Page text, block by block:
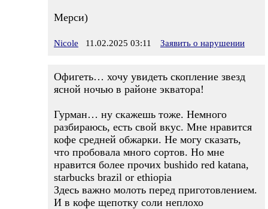
Мерси)
Nicole 11.02.2025 03:11 Заявить о нарушении
Офигеть… хочу увидеть скопление звезд
ясной ночью в районе экватора!
Гурман… ну скажешь тоже. Немного
разбираюсь, есть свой вкус. Мне нравится
кофе средней обжарки. Не могу сказать,
что пробовала много сортов. Но мне
нравится более прочих bushido red katana,
starbucks brazil or ethiopia
Здесь важно молоть перед приготовлением.
И в кофе щепотку соли неплохо